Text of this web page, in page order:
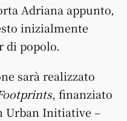
Adriana appunto,
inizialmente
di popolo.
sarà realizzato
, finanziato
Urban Initiative –